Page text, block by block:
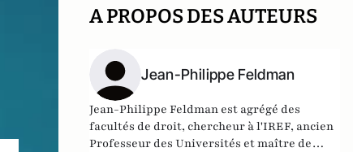
A PROPOS DES AUTEURS
Jean-Philippe Feldman
Jean-Philippe Feldman est agrégé des
facultés de droit, chercheur à l'IREF, ancien
Professeur des Universités et maître de